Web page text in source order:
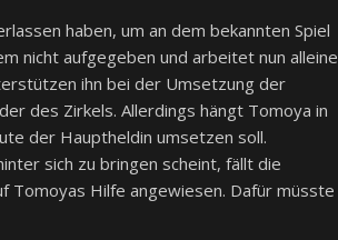
haben, um an dem bekannten Spiel
nicht aufgegeben und arbeitet nun alleine
ihn bei der Umsetzung der
des Zirkels. Allerdings hängt Tomoya in
der Hauptheldin umsetzen soll.
sich zu bringen scheint, fällt die
Tomoyas Hilfe angewiesen. Dafür müsste